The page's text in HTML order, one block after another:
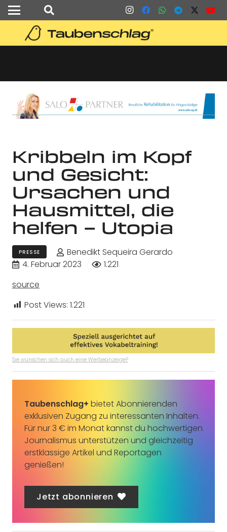
Kribbeln im Kopf
und Gesicht:
Ursachen und
Hausmittel, die
helfen – Utopia
PRESSE
Benedikt Sequeira Gerardo
4. Februar 2023
1.221
source
Post Views: 1.221
Sie wünschen sich auch eine Werbeanzeige?
Taubenschlag+ bietet Abonnierenden
exklusiven Zugang zu interessanten Inhalten.
Für nur 3 € im Monat kannst du hochwertigen
Journalismus unterstützen und gleichzeitig
erstklassige Artikel und Reportagen
genießen!
Jetzt abonnieren